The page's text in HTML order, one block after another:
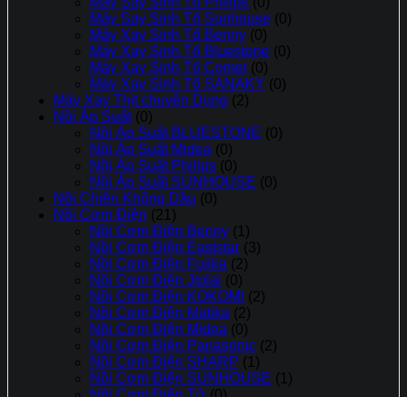
Máy Say Sinh Tố Sunhouse (0)
Máy Xay Sinh Tố Benny (0)
Máy Xay Sinh Tố Bluestone (0)
Máy Xay Sinh Tố Comet (0)
Máy Xay Sinh Tố SANAKY (0)
Máy Xay Thịt chuyên Dụng (2)
Nồi Áp Suất (0)
Nồi Áp Suất BLUESTONE (0)
Nồi Áp Suất Midea (0)
Nồi Áp Suất Philips (0)
Nồi Áp Suất SUNHOUSE (0)
Nồi Chiên Không Dầu (0)
Nồi Cơm Điện (21)
Nồi Cơm Điện Benny (1)
Nồi Cơm Điện Eaststar (3)
Nồi Cơm Điện Fujika (2)
Nồi Cơm Điện Jiplai (0)
Nồi Cơm Điện KOKOMI
(2)
Nồi Cơm Điện Matika (2)
Nồi Cơm Điện Midea (0)
Nồi Cơm Điện Panasonic (2)
Nồi Cơm Điện SHARP (1)
Nồi Cơm Điện SUNHOUSE (1)